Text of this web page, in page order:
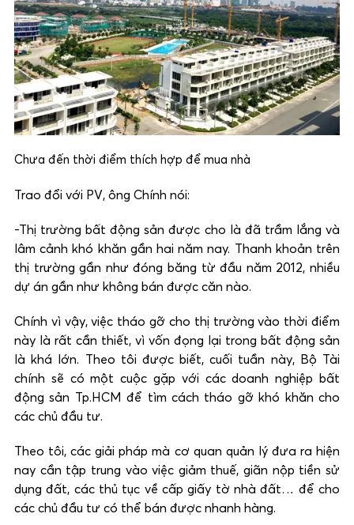
Chưa đến thời điểm thích hợp để mua nhà
Trao đổi với PV, ông Chính nói:
-Thị trường bất động sản được cho là đã trầm lắng và
lâm cảnh khó khăn gần hai năm nay. Thanh khoản trên
thị trường gần như đóng băng từ đầu năm 2012, nhiều
dự án gần như không bán được căn nào.
Chính vì vậy, việc tháo gỡ cho thị trường vào thời điểm
này là rất cần thiết, vì vốn đọng lại trong bất động sản
là khá lớn. Theo tôi được biết, cuối tuần này, Bộ Tài
chính sẽ có một cuộc gặp với các doanh nghiệp bất
động sản Tp.HCM để tìm cách tháo gỡ khó khăn cho
các chủ đầu tư.
Theo tôi, các giải pháp mà cơ quan quản lý đưa ra hiện
nay cần tập trung vào việc giảm thuế, giãn nộp tiền sử
dụng đất, các thủ tục về cấp giấy tờ nhà đất… để cho
các chủ đầu tư có thể bán được nhanh hàng.